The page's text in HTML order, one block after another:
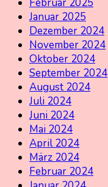
Februar 2025
Januar 2025
Dezember 2024
November 2024
Oktober 2024
September 2024
August 2024
Juli 2024
Juni 2024
Mai 2024
April 2024
März 2024
Februar 2024